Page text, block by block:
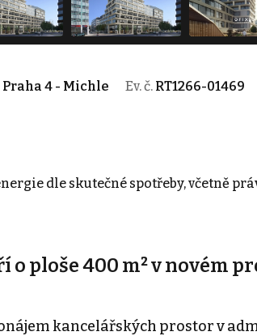
Praha 4 - Michle Ev. č. RT1266-01469
dle skutečné spotřeby, včetně
o ploše 400 m² v novém
kancelářských prostor v